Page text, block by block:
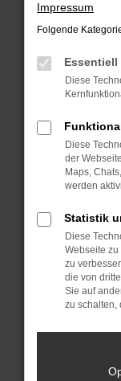
Laden
deine
Manche
können
anderen
Starte
Das
Stelle
sind.
Veraltete
Impressum
Folgende
Essentiell
Diese
Diese
der
Maps,
werden
Statistik
Diese
Webseite
zu
die von
Sie auf
zu schalten,